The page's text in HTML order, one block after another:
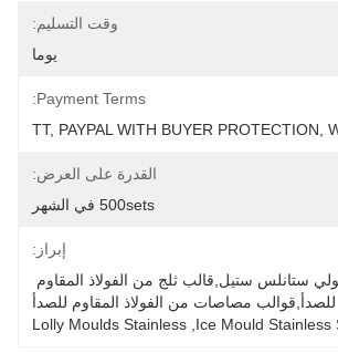
وقت التسليم:
يوما
Payment Terms:
TT, PAYPAL WITH BUYER PROTECTION,
القدرة على العرض:
500sets في الشهر
إبراز:
للصدأ,قوالب مصاصات من الفولاذ المقاوم للصدأ
Ice Mould Stainless
Lolly Moulds Stainless